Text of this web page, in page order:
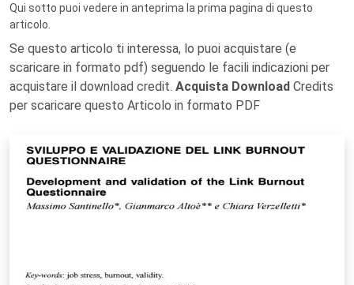
Qui sotto puoi vedere in anteprima la prima pagina di questo
articolo.
Se questo articolo ti interessa, lo puoi acquistare (e
scaricare in formato pdf) seguendo le facili indicazioni per
acquistare il download credit. Acquista Download Credits
per scaricare questo Articolo in formato PDF